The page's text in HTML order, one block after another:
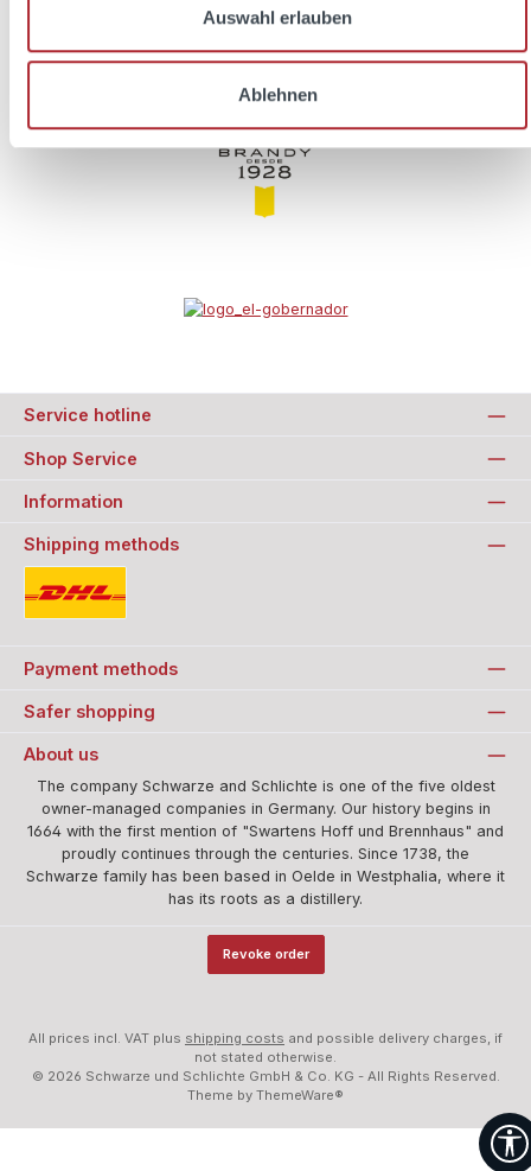
Auswahl erlauben
Ablehnen
Service hotline
Shop Service
Information
Shipping methods
Payment methods
Safer shopping
About us
The company Schwarze and Schlichte is one of the five oldest
owner-managed companies in Germany. Our history begins in
1664 with the first mention of "Swartens Hoff und Brennhaus" and
proudly continues through the centuries. Since 1738, the
Schwarze family has been based in Oelde in Westphalia, where it
has its roots as a distillery.
Revoke order
All prices incl. VAT plus shipping costs and possible delivery charges, if
not stated otherwise.
© 2026 Schwarze und Schlichte GmbH & Co. KG - All Rights Reserved.
Theme by ThemeWare®